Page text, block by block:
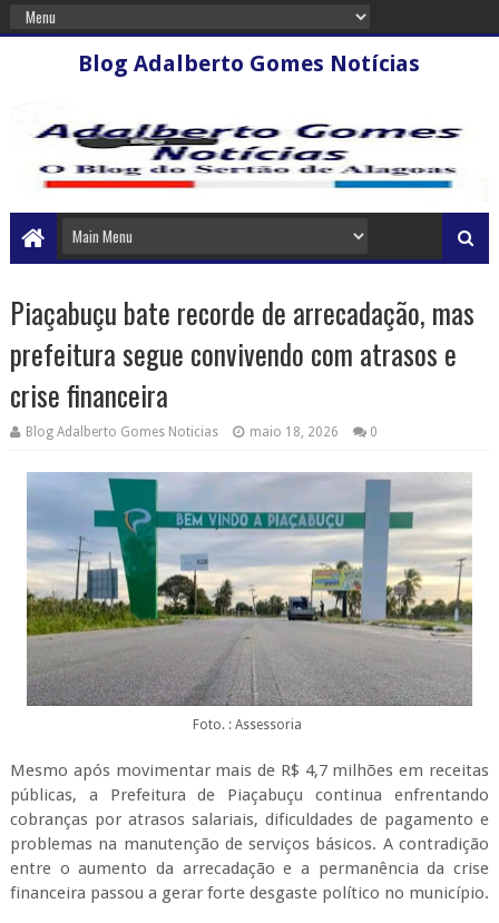
Blog Adalberto Gomes Notícias
Piaçabuçu bate recorde de arrecadação, mas
prefeitura segue convivendo com atrasos e
crise financeira
Blog Adalberto Gomes Noticias maio 18, 2026 0
Foto. : Assessoria
Mesmo após movimentar mais de R$ 4,7 milhões em receitas
públicas, a Prefeitura de Piaçabuçu continua enfrentando
cobranças por atrasos salariais, dificuldades de pagamento e
problemas na manutenção de serviços básicos. A contradição
entre o aumento da arrecadação e a permanência da crise
financeira passou a gerar forte desgaste político no município.